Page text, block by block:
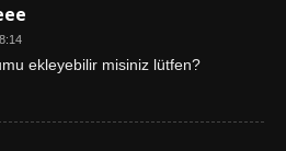
ekleyebilir misiniz lütfen?